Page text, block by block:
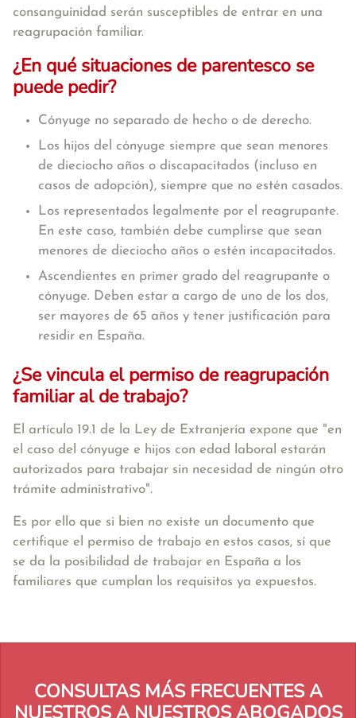
consanguinidad serán susceptibles de entrar en una
reagrupación familiar.
¿En qué situaciones de parentesco se
puede pedir?
Cónyuge no separado de hecho o de derecho.
Los hijos del cónyuge siempre que sean menores
de dieciocho años o discapacitados (incluso en
casos de adopción), siempre que no estén casados.
Los representados legalmente por el reagrupante.
En este caso, también debe cumplirse que sean
menores de dieciocho años o estén incapacitados.
Ascendientes en primer grado del reagrupante o
cónyuge. Deben estar a cargo de uno de los dos,
ser mayores de 65 años y tener justificación para
residir en España.
¿Se vincula el permiso de reagrupación
familiar al de trabajo?
El artículo 19.1 de la Ley de Extranjería expone que "en
el caso del cónyuge e hijos con edad laboral estarán
autorizados para trabajar sin necesidad de ningún otro
trámite administrativo".
Es por ello que si bien no existe un documento que
certifique el permiso de trabajo en estos casos, sí que
se da la posibilidad de trabajar en España a los
familiares que cumplan los requisitos ya expuestos.
CONSULTAS MÁS FRECUENTES A
NUESTROS A NUESTROS ABOGADOS